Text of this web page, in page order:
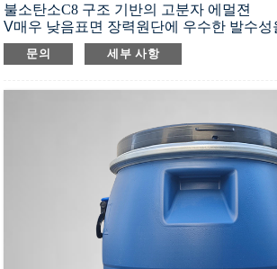
불소탄소C8 구조 기반의 고분자 에멀젼
V매우 낮음표면 장력원단에 우수한 발수성
Co-목욕과 함께물에 의해폴리우레탄, w
음이온형 물질
에 관하여
음이온 처리 조건에
높은 박리 강도와 접착 견뢰도, 코팅 가공
문의 세부 사항